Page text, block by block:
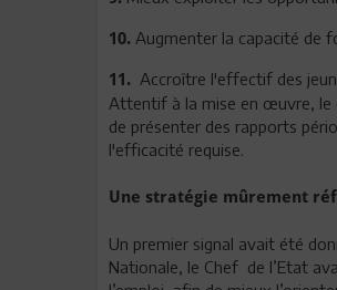
10. Augmenter la capacité de
11. Accroître l'effectif des
Attentif à la mise en œuvre, le
de présenter des rapports
l'efficacité requise.
Une stratégie mûrement
Un premier signal avait été
Nationale, le Chef de l’Etat